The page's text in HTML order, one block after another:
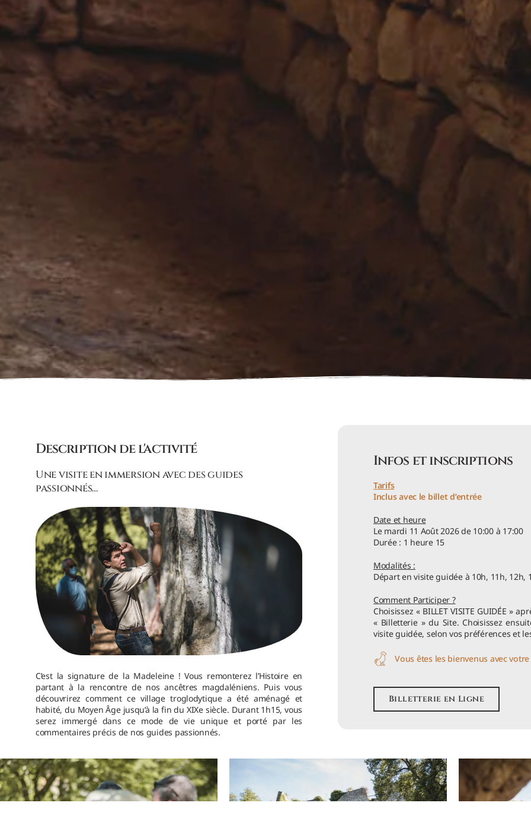
Description de l'activité
Une visite en immersion avec des guides
passionnés…
C’est la signature de la Madeleine ! Vous remonterez l’Histoire en
partant à la rencontre de nos ancêtres magdaléniens. Puis vous
découvrirez comment ce village troglodytique a été aménagé et
habité, du Moyen Âge jusqu’à la fin du XIXe siècle. Durant 1h15, vous
serez immergé dans ce mode de vie unique et porté par les
commentaires précis de nos guides passionnés.
Infos et inscriptions
Tarifs
Inclus avec le billet d’entrée
Date et heure
Le mardi 11 Août 2026 de 10:00 à 17:00
Durée : 1 heure 15
Modalités :
Départ en visite guidée à 10h, 11h, 12h,
Comment Participer ?
Choisissez « BILLET VISITE GUIDÉE »
« Billetterie » du Site. Choisissez
visite guidée, selon vos préférences et
Vous êtes les bienvenus avec
Billetterie en Ligne